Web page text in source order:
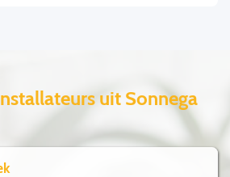
uit Sonnega